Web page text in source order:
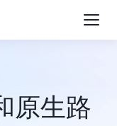
原生路